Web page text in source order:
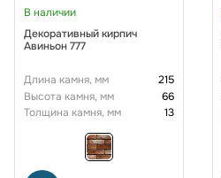
В наличии
Декоративный кирпич
Авиньон 777
Длина камня, мм
215
Высота камня, мм
66
Толщина камня, мм
13